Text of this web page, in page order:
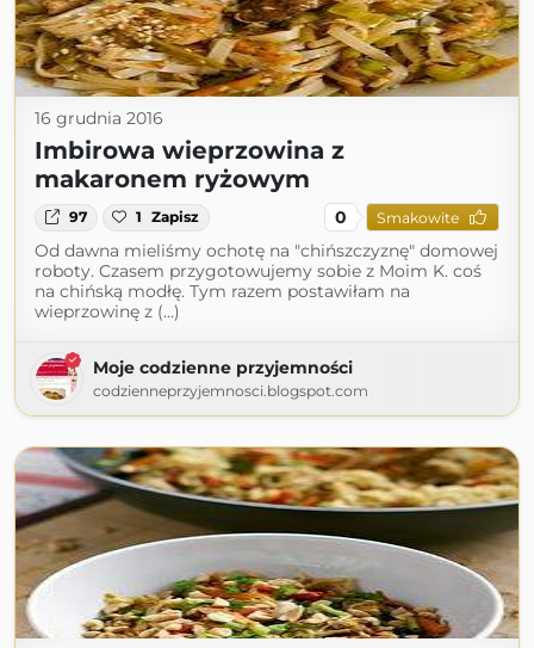
16 grudnia 2016
Imbirowa wieprzowina z
makaronem ryżowym
97 1 Zapisz 0 Smakowite
Od dawna mieliśmy ochotę na "chińszczyznę" domowej
roboty. Czasem przygotowujemy sobie z Moim K. coś
na chińską modłę. Tym razem postawiłam na
wieprzowinę z (...)
Moje codzienne przyjemności
codzienneprzyjemnosci.blogspot.com